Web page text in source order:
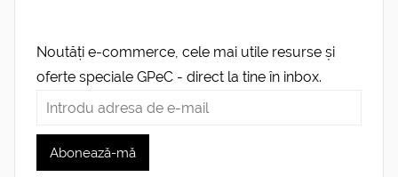
Noutăți e-commerce, cele mai utile resurse și
oferte speciale GPeC - direct la tine în inbox.